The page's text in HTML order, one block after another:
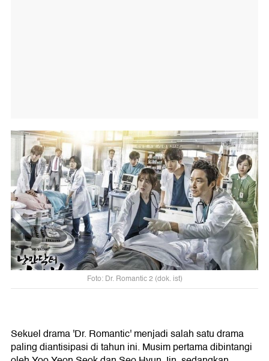
Foto: Dr. Romantic 2 (dok. ist)
Sekuel drama 'Dr. Romantic' menjadi salah satu drama
paling diantisipasi di tahun ini. Musim pertama dibintangi